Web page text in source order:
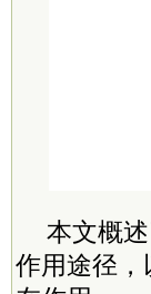
本文概
作用途径